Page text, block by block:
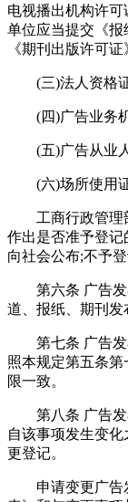
电视播出机构许
单位应当提交《
《期刊出版许可证
(三)法人资格
(四)广告业务
(五)广告从业
(六)场所使用
工商行政管
作出是否准予登
向社会公布;不予
第六条 广告
道、报纸、期刊发
第七条 广告
照本规定第五条
限一致。
第八条 广告
自该事项发生变
更登记。
申请变更广